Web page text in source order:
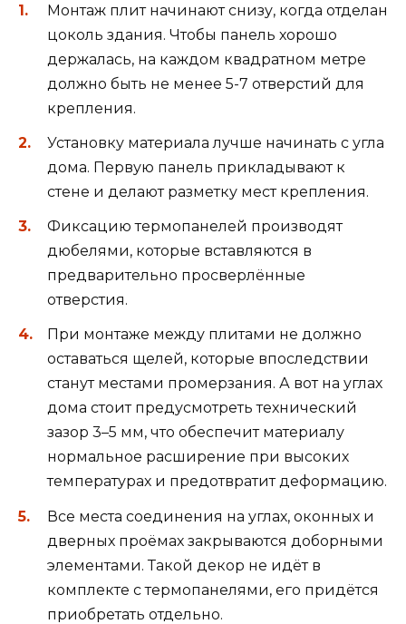
Монтаж плит начинают снизу, когда отделан
цоколь здания. Чтобы панель хорошо
держалась, на каждом квадратном метре
должно быть не менее 5-7 отверстий для
крепления.
Установку материала лучше начинать с угла
дома. Первую панель прикладывают к
стене и делают разметку мест крепления.
Фиксацию термопанелей производят
дюбелями, которые вставляются в
предварительно просверлённые
отверстия.
При монтаже между плитами не должно
оставаться щелей, которые впоследствии
станут местами промерзания. А вот на углах
дома стоит предусмотреть технический
зазор 3–5 мм, что обеспечит материалу
нормальное расширение при высоких
температурах и предотвратит деформацию.
Все места соединения на углах, оконных и
дверных проёмах закрываются доборными
элементами. Такой декор не идёт в
комплекте с термопанелями, его придётся
приобретать отдельно.